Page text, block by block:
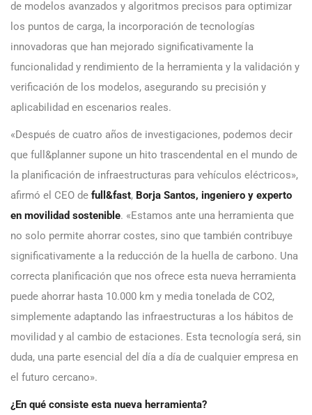
de modelos avanzados y algoritmos precisos para optimizar
los puntos de carga, la incorporación de tecnologías
innovadoras que han mejorado significativamente la
funcionalidad y rendimiento de la herramienta y la validación y
verificación de los modelos, asegurando su precisión y
aplicabilidad en escenarios reales.
«Después de cuatro años de investigaciones, podemos decir
que full&planner supone un hito trascendental en el mundo de
la planificación de infraestructuras para vehículos eléctricos»,
afirmó el CEO de full&fast, Borja Santos, ingeniero y experto
en movilidad sostenible. «Estamos ante una herramienta que
no solo permite ahorrar costes, sino que también contribuye
significativamente a la reducción de la huella de carbono. Una
correcta planificación que nos ofrece esta nueva herramienta
puede ahorrar hasta 10.000 km y media tonelada de CO2,
simplemente adaptando las infraestructuras a los hábitos de
movilidad y al cambio de estaciones. Esta tecnología será, sin
duda, una parte esencial del día a día de cualquier empresa en
el futuro cercano».
¿En qué consiste esta nueva herramienta?